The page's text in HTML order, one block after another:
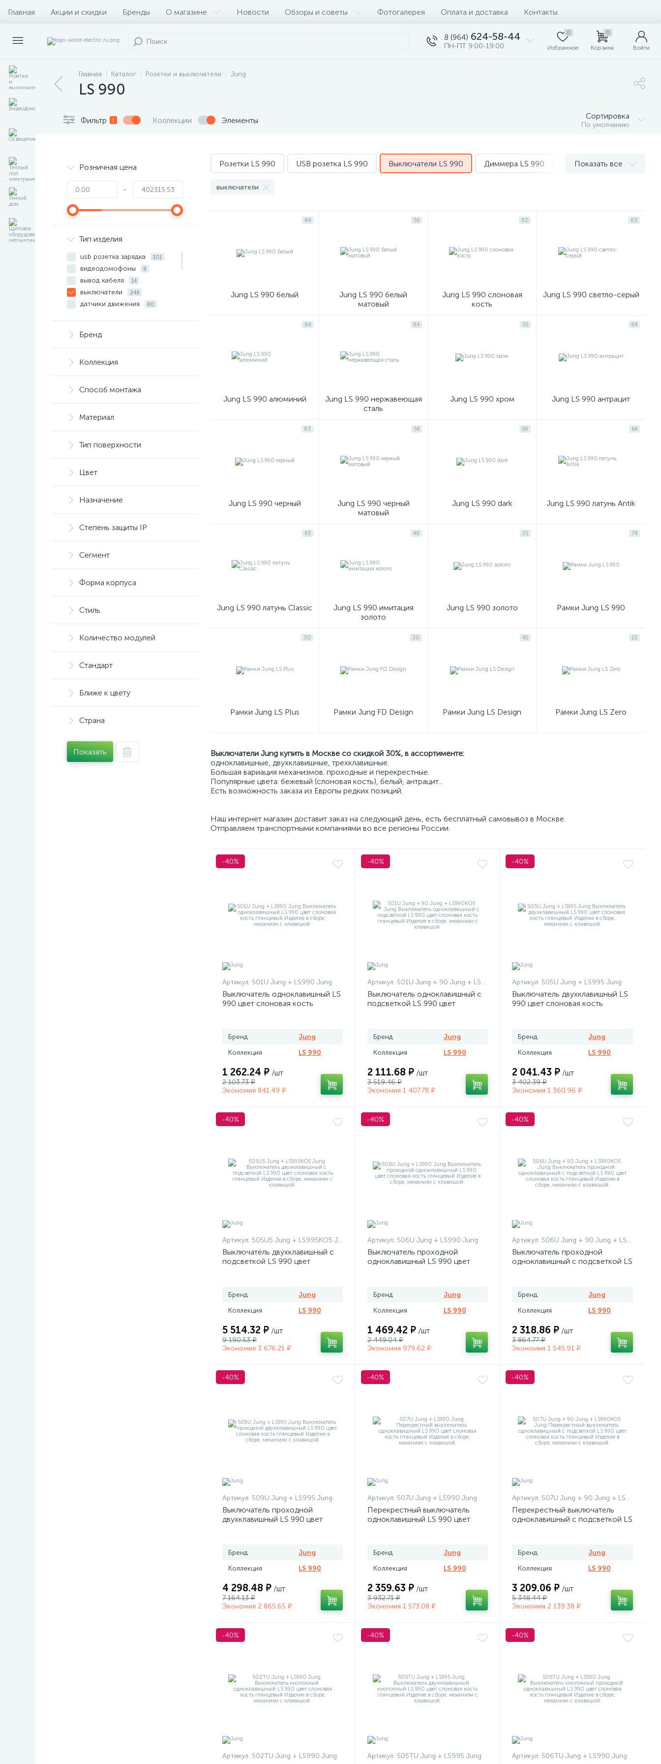
Главная Акции и скидки Бренды О магазине Новости Обзоры и советы Фотогалерея Оплата и доставка Контакты
8 (964) 624-58-44
ПН-ПТ 9:00-19:00
0
Избранное
0
Корзина Войти
Главная Каталог Розетки и выключатели Jung
LS 990
Фильтр 1 Коллекции Элементы Сортировка
По умолчанию
Розничная цена
-
Тип изделия
usb розетка зарядка 101
видеодомофоны 8
вывод кабеля 14
выключатели 246
датчики движения 80
заглушки
компьютерные розети
мультимедиа
рамки 200
регуляторый вращения
ТВ розетки
телефонные розетки
терморегуляторы
Бренд
Коллекция
Способ монтажа
Материал
Тип поверхности
Цвет
Назначение
Степень защиты IP
Сегмент
Форма корпуса
Стиль
Количество модулей
Стандарт
Ближе к цвету
Страна
Показать
Розетки LS 990 USB розетка LS 990 Выключатели LS 990 Диммера LS 990 Терморегуляторы LS 990
Показать все
выключатели
84
Jung LS 990 белый
56
Jung LS 990 белый
матовый
82
Jung LS 990 слоновая
кость
83
Jung LS 990 светло-серый
84
Jung LS 990 алюминий
84
Jung LS 990 нержавеющая
сталь
55
Jung LS 990 хром
84
Jung LS 990 антрацит
83
Jung LS 990 черный
56
Jung LS 990 черный
матовый
68
Jung LS 990 dark
64
Jung LS 990 латунь Antik
63
Jung LS 990 латунь Classic
48
Jung LS 990 имитация
золото
21
Jung LS 990 золото
74
Рамки Jung LS 990
30
Рамки Jung LS Plus
30
Рамки Jung FD Design
45
Рамки Jung LS Design
21
Рамки Jung LS Zero
Выключатели Jung купить в Москве со скидкой 30%, в ассортименте:
одноклавишные, двухклавишные, трехклавишные.
Большая вариация механизмов: проходные и перекрестные.
Популярные цвета: бежевый (слоновая кость), белый, антрацит...
Есть возможность заказа из Европы редких позиций.
Наш интернет магазин доставит заказ на следующий день, есть бесплатный самовывоз в Москве.
Отправляем транспортными компаниями во все регионы России.
-40%
Артикул: 501U Jung + LS990 Jung
Выключатель одноклавишный LS
990 цвет слоновая кость
Бренд
Jung
Коллекция
LS 990
1 262.24 ₽ /шт
2 103.73 ₽
Экономия 841.49 ₽
-40%
Артикул: 501U Jung + 90 Jung + LS990KO5 Jung
Выключатель одноклавишный с
подсветкой LS 990 цвет
Бренд
Jung
Коллекция
LS 990
2 111.68 ₽ /шт
3 519.46 ₽
Экономия 1 407.78 ₽
-40%
Артикул: 505U Jung + LS995 Jung
Выключатель двухклавишный LS
990 цвет слоновая кость
Бренд
Jung
Коллекция
LS 990
2 041.43 ₽ /шт
3 402.39 ₽
Экономия 1 360.96 ₽
-40%
Артикул: 505U5 Jung + LS995KO5 Jung
Выключатель двухклавишный с
подсветкой LS 990 цвет
Бренд
Jung
Коллекция
LS 990
5 514.32 ₽ /шт
9 190.53 ₽
Экономия 3 676.21 ₽
-40%
Артикул: 506U Jung + LS990 Jung
Выключатель проходной
одноклавишный LS 990 цвет
Бренд
Jung
Коллекция
LS 990
1 469.42 ₽ /шт
2 449.04 ₽
Экономия 979.62 ₽
-40%
Артикул: 506U Jung + 90 Jung + LS990KO5 Jung
Выключатель проходной
одноклавишный с подсветкой LS
Бренд
Jung
Коллекция
LS 990
2 318.86 ₽ /шт
3 864.77 ₽
Экономия 1 545.91 ₽
-40%
Артикул: 509U Jung + LS995 Jung
Выключатель проходной
двухклавишный LS 990 цвет
Бренд
Jung
Коллекция
LS 990
4 298.48 ₽ /шт
7 164.13 ₽
Экономия 2 865.65 ₽
-40%
Артикул: 507U Jung + LS990 Jung
Перекрестный выключатель
одноклавишный LS 990 цвет
Бренд
Jung
Коллекция
LS 990
2 359.63 ₽ /шт
3 932.71 ₽
Экономия 1 573.08 ₽
-40%
Артикул: 507U Jung + 90 Jung + LS990KO5 Jung
Перекрестный выключатель
одноклавишный с подсветкой LS
Бренд
Jung
Коллекция
LS 990
3 209.06 ₽ /шт
5 348.44 ₽
Экономия 2 139.38 ₽
-40%
Артикул: 502TU Jung + LS990 Jung
-40%
Артикул: 505TU Jung + LS995 Jung
-40%
Артикул: 506TU Jung + LS990 Jung